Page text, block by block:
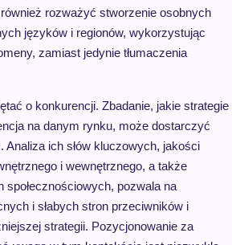
rozważyć stworzenie osobnych
języków i regionów, wykorzystując
zamiast jedynie tłumaczenia
o konkurencji. Zbadanie, jakie strategie
na danym rynku, może dostarczyć
ich słów kluczowych, jakości
i wewnętrznego, a także
społecznościowych, pozwala na
i słabych stron przeciwników i
strategii. Pozycjonowanie za